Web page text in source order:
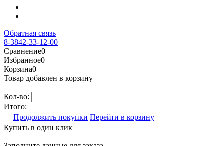
Обратная связь
8-3842-33-12-00
Сравнение0
Избранное0
Корзина0
Товар добавлен в корзину
Кол-во:
Итого:
Продолжить покупки Перейти в корзину
Купить в один клик